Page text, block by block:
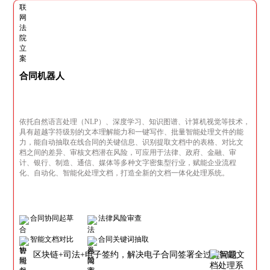
合同机器人
依托自然语言处理（NLP）、深度学习、知识图谱、计算机视觉等技术，
具有超越字符级别的文本理解能力和一键写作、批量智能处理文件的能
力，能自动抽取在线合同的关键信息、识别提取文档中的表格、对比文
档之间的差异、审核文档潜在风险，可应用于法律、政府、金融、审
计、银行、制造、通信、媒体等多种文字密集型行业，赋能企业流程
化、自动化、智能化处理文档，打造全新的文档一体化处理系统。
合同协同起草 法律风险审查
智能文档对比 合同关键词抽取
区块链+司法+电子签约，解决电子合同签署全过程问题